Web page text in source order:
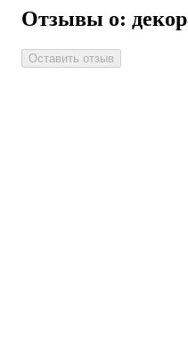
Отзывы о:
Оставить отзыв